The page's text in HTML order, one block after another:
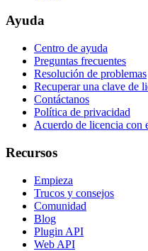
Ayuda
Centro de ayuda
Preguntas frecuentes
Resolución de problemas
Recuperar una clave de
Contáctanos
Política de privacidad
Acuerdo de licencia con
Recursos
Empieza
Trucos y consejos
Comunidad
Blog
Plugin API
Web API